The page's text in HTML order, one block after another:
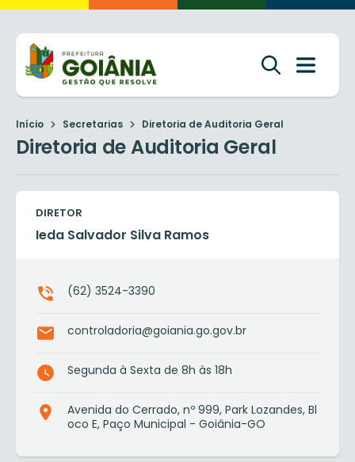
Início Secretarias Diretoria de Auditoria Geral
Diretoria de Auditoria Geral
DIRETOR
Ieda Salvador Silva Ramos
(62) 3524-3390
controladoria@goiania.go.gov.br
Segunda à Sexta de 8h às 18h
Avenida do Cerrado, nº 999, Park Lozandes, Bl
oco E, Paço Municipal - Goiânia-GO